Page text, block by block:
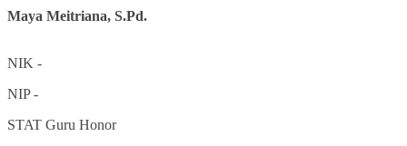
Maya Meitriana, S.Pd.
NIK -
NIP-
STAT Guru Honor